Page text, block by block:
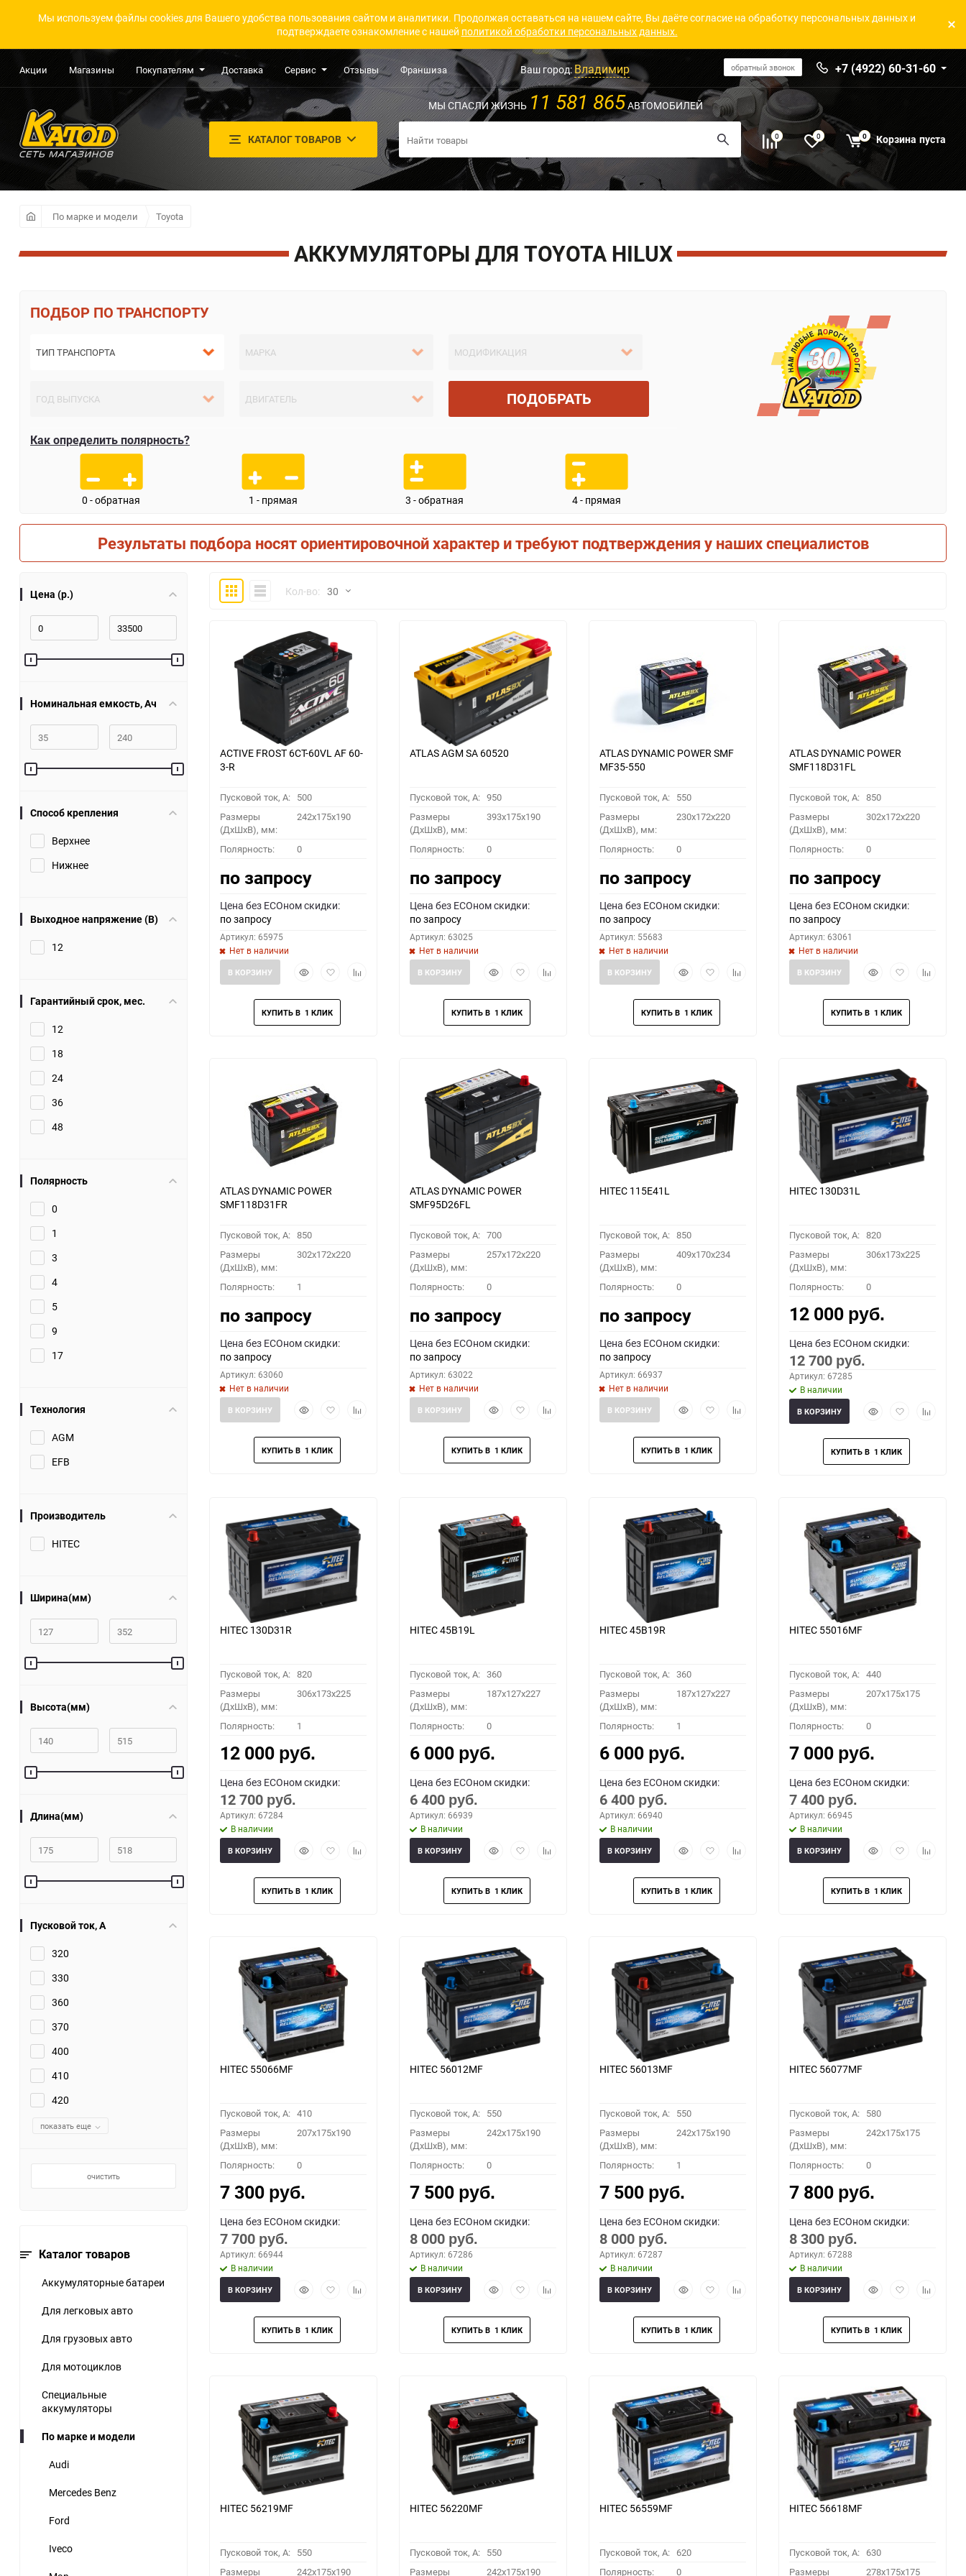
Мы используем файлы cookies для Вашего удобства пользования сайтом и аналитики. Продолжая оставаться на нашем сайте, Вы даёте согласие на обработку персональных данных и
подтверждаете ознакомление с нашей политикой обработки персональных данных.
Акции Магазины Покупателям Доставка Сервис Отзывы Франшиза Ваш город:Владимир обратный звонок +7 (4922) 60-31-60
КАТАЛОГ ТОВАРОВ
МЫ СПАСЛИ ЖИЗНЬ 11 581 865АВТОМОБИЛЕЙ
0 0 0 Корзина пуста
По марке и модели Toyota
АККУМУЛЯТОРЫ ДЛЯ TOYOTA HILUX
ПО ТРАНСПОРТУ
ПОДОБРАТЬ
Как определить полярность?
0 - обратная 1 - прямая 3 - обратная 4 - прямая
Результаты подбора носят ориентировочной характер и требуют подтверждения у наших специалистов
Цена (р.)
Номинальная емкость, Ач
Способ крепления
Верхнее
Нижнее
Выходное напряжение (В)
12
Гарантийный срок, мес.
12
18
24
36
48
Полярность
0
1
3
4
5
9
17
Технология
AGM
EFB
Производитель
HITEC
Ширина(мм)
Высота(мм)
Длина(мм)
Пусковой ток, A
320
330
360
370
400
410
420
показать еще
очистить
Каталог товаров
Аккумуляторные батареи
Для легковых авто
Для грузовых авто
Для мотоциклов
Специальные
аккумуляторы
По марке и модели
Audi
Mercedes Benz
Ford
Iveco
ПлиткаКомпактноКол-во: 30
30
60
90
150
ACTIVE FROST 6СТ-60VL АF 60-
3-R
Пусковой ток, A: 500
Размеры
(ДхШхВ), мм:
242x175x190
Полярность: 0
по запросу
Цена без ECOном скидки:
по запросу
Артикул: 65975
Нет в наличии
БыстрыйДобавить
избранное
Добавить
В КОРЗИНУ
ATLAS AGM SA 60520
Пусковой ток, A: 950
Размеры
(ДхШхВ), мм:
393x175x190
Полярность: 0
по запросу
Цена без ECOном скидки:
по запросу
Артикул: 63025
Нет в наличии
БыстрыйДобавить
избранное
Добавить
В КОРЗИНУ
ATLAS DYNAMIC POWER SMF
MF35-550
Пусковой ток, A: 550
Размеры
(ДхШхВ), мм:
230x172x220
Полярность: 0
по запросу
Цена без ECOном скидки:
по запросу
Артикул: 55683
Нет в наличии
БыстрыйДобавить
избранное
Добавить
В КОРЗИНУ
ATLAS DYNAMIC POWER
SMF118D31FL
Пусковой ток, A: 850
Размеры
(ДхШхВ), мм:
302x172x220
Полярность: 0
по запросу
Цена без ECOном скидки:
по запросу
Артикул: 63061
Нет в наличии
БыстрыйДобавить
избранное
Добавить
В КОРЗИНУ
ATLAS DYNAMIC POWER
SMF118D31FR
Пусковой ток, A: 850
Размеры
(ДхШхВ), мм:
302x172x220
Полярность: 1
по запросу
Цена без ECOном скидки:
по запросу
Артикул: 63060
Нет в наличии
БыстрыйДобавить
избранное
Добавить
В КОРЗИНУ
ATLAS DYNAMIC POWER
SMF95D26FL
Пусковой ток, A: 700
Размеры
(ДхШхВ), мм:
257x172x220
Полярность: 0
по запросу
Цена без ECOном скидки:
по запросу
Артикул: 63022
Нет в наличии
БыстрыйДобавить
избранное
Добавить
В КОРЗИНУ
HITEC 115E41L
Пусковой ток, A: 850
Размеры
(ДхШхВ), мм:
409x170x234
Полярность: 0
по запросу
Цена без ECOном скидки:
по запросу
Артикул: 66937
Нет в наличии
БыстрыйДобавить
избранное
Добавить
В КОРЗИНУ
HITEC 130D31L
Пусковой ток, A: 820
Размеры
(ДхШхВ), мм:
306x173x225
Полярность: 0
12 000 руб.
Цена без ECOном скидки:
12 700 руб.
Артикул: 67285
В наличии
БыстрыйДобавить
избранное
Добавить
В КОРЗИНУ
HITEC 130D31R
Пусковой ток, A: 820
Размеры
(ДхШхВ), мм:
306x173x225
Полярность: 1
12 000 руб.
Цена без ECOном скидки:
12 700 руб.
Артикул: 67284
В наличии
БыстрыйДобавить
избранное
Добавить
В КОРЗИНУ
HITEC 45B19L
Пусковой ток, A: 360
Размеры
(ДхШхВ), мм:
187x127x227
Полярность: 0
6 000 руб.
Цена без ECOном скидки:
6 400 руб.
Артикул: 66939
В наличии
БыстрыйДобавить
избранное
Добавить
В КОРЗИНУ
HITEC 45B19R
Пусковой ток, A: 360
Размеры
(ДхШхВ), мм:
187x127x227
Полярность: 1
6 000 руб.
Цена без ECOном скидки:
6 400 руб.
Артикул: 66940
В наличии
БыстрыйДобавить
избранное
Добавить
В КОРЗИНУ
HITEC 55016MF
Пусковой ток, A: 440
Размеры
(ДхШхВ), мм:
207x175x175
Полярность: 0
7 000 руб.
Цена без ECOном скидки:
7 400 руб.
Артикул: 66945
В наличии
БыстрыйДобавить
избранное
Добавить
В КОРЗИНУ
HITEC 55066MF
Пусковой ток, A: 410
Размеры
(ДхШхВ), мм:
207x175x190
Полярность: 0
7 300 руб.
Цена без ECOном скидки:
7 700 руб.
Артикул: 66944
В наличии
БыстрыйДобавить
избранное
Добавить
В КОРЗИНУ
HITEC 56012MF
Пусковой ток, A: 550
Размеры
(ДхШхВ), мм:
242x175x190
Полярность: 0
7 500 руб.
Цена без ECOном скидки:
8 000 руб.
Артикул: 67286
В наличии
БыстрыйДобавить
избранное
Добавить
В КОРЗИНУ
HITEC 56013MF
Пусковой ток, A: 550
Размеры
(ДхШхВ), мм:
242x175x190
Полярность: 1
7 500 руб.
Цена без ECOном скидки:
8 000 руб.
Артикул: 67287
В наличии
БыстрыйДобавить
избранное
Добавить
В КОРЗИНУ
HITEC 56077MF
Пусковой ток, A: 580
Размеры
(ДхШхВ), мм:
242x175x175
Полярность: 0
7 800 руб.
Цена без ECOном скидки:
8 300 руб.
Артикул: 67288
В наличии
БыстрыйДобавить
избранное
Добавить
В КОРЗИНУ
HITEC 56219MF
Пусковой ток, A: 550
Размеры
242x175x190
HITEC 56220MF
Пусковой ток, A: 550
Размеры
242x175x190
HITEC 56559MF
Пусковой ток, A: 620
Полярность:
0
HITEC 56618MF
Пусковой ток, A: 630
Размеры
278x175x175